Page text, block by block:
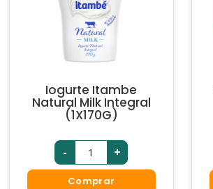
Iogurte Itambe
Natural Milk Integral
(1X170G)
- +
Comprar